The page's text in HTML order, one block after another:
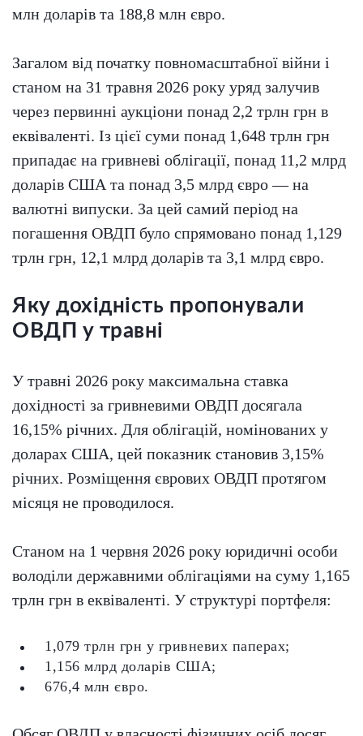
млн доларів та 188,8 млн євро.
Загалом від початку повномасштабної війни і
станом на 31 травня 2026 року уряд залучив
через первинні аукціони понад 2,2 трлн грн в
еквіваленті. Із цієї суми понад 1,648 трлн грн
припадає на гривневі облігації, понад 11,2 млрд
доларів США та понад 3,5 млрд євро — на
валютні випуски. За цей самий період на
погашення ОВДП було спрямовано понад 1,129
трлн грн, 12,1 млрд доларів та 3,1 млрд євро.
Яку дохідність пропонували
ОВДП у травні
У травні 2026 року максимальна ставка
дохідності за гривневими ОВДП досягала
16,15% річних. Для облігацій, номінованих у
доларах США, цей показник становив 3,15%
річних. Розміщення єврових ОВДП протягом
місяця не проводилося.
Станом на 1 червня 2026 року юридичні особи
володіли державними облігаціями на суму 1,165
трлн грн в еквіваленті. У структурі портфеля:
1,079 трлн грн у гривневих паперах;
1,156 млрд доларів США;
676,4 млн євро.